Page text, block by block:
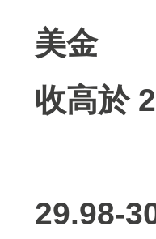
美金
收高於
29.98-